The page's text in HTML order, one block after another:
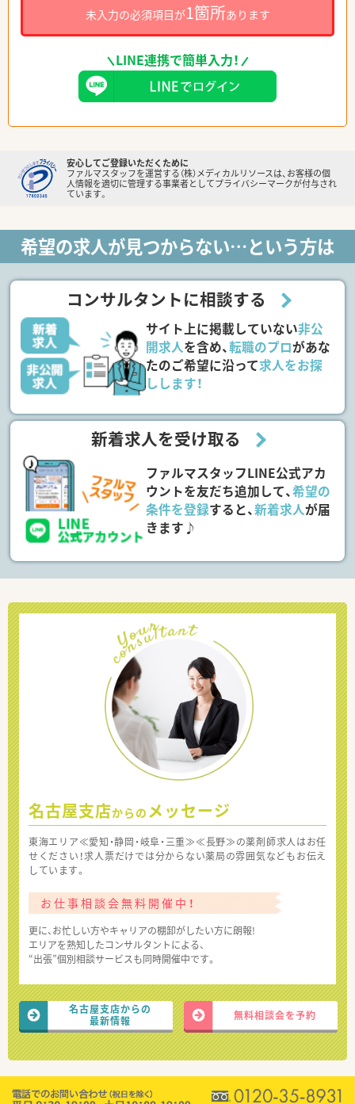
未入力の必須項目が1箇所あります
LINE連携で簡単入力！
安心してご登録いただくために
ファルマスタッフを運営する（株）メディカルリソースは、お客様の個
人情報を適切に管理する事業者としてプライバシーマークが付与され
ています。
希望の求人が見つからない…という方は
コンサルタントに相談する
サイト上に掲載していない非公
開求人を含め、転職のプロがあな
たのご希望に沿って求人をお探
しします！
新着求人を受け取る
ファルマスタッフLINE公式アカ
ウントを友だち追加して、希望の
条件を登録すると、新着求人が届
きます♪
名古屋支店からの メッセージ
東海エリア≪愛知・静岡・岐阜・三重≫≪長野≫の薬剤師求人はお任
せください！求人票だけでは分からない薬局の雰囲気などもお伝え
しています。
お仕事相談会無料開催中！
更に、お忙しい方やキャリアの棚卸がしたい方に朗報!
エリアを熟知したコンサルタントによる、
“出張”個別相談サービスも同時開催中です。
名古屋支店からの
最新情報
無料相談会を予約